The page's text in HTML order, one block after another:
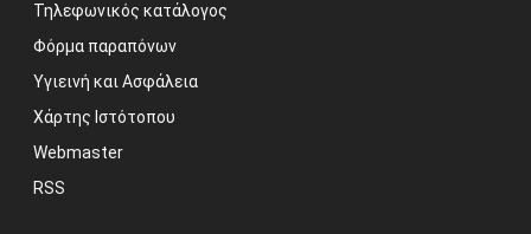
Τηλεφωνικός κατάλογος
Φόρμα παραπόνων
Υγιεινή και Ασφάλεια
Χάρτης Ιστότοπου
Webmaster
RSS